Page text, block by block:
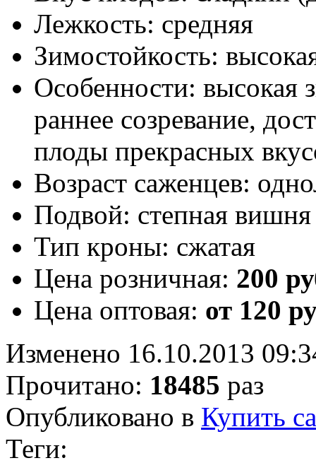
Лежкость: средняя
Зимостойкость:
Особенности: высокая
раннее созревание,
плоды прекрасных
Возраст саженцев:
Подвой: степная вишня
Тип кроны: сжатая
Цена розничная: 200
Цена оптовая: от 120
Изменено 16.10.2013
Прочитано: 18485 раз
Опубликовано в Купить
Теги: